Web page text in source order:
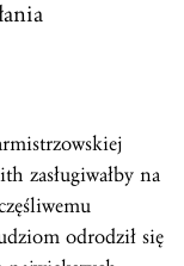
zasługiwałby na
odrodził się